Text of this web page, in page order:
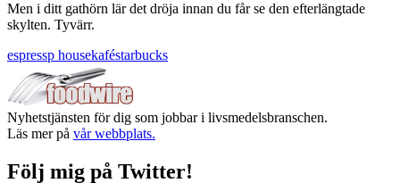
Men i ditt gathörn lär det dröja innan du får se den efterlängtade
skylten. Tyvärr.
espressp housekaféstarbucks
Nyhetstjänsten för dig som jobbar i livsmedelsbranschen.
Läs mer på vår webbplats.
Följ mig på Twitter!